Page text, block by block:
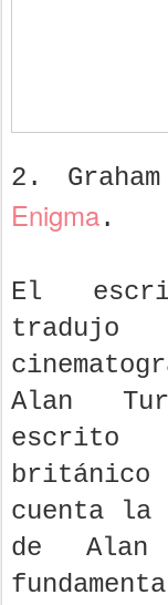
2.
Enigma.
El
Alan
escrito
británico
cuenta la
de